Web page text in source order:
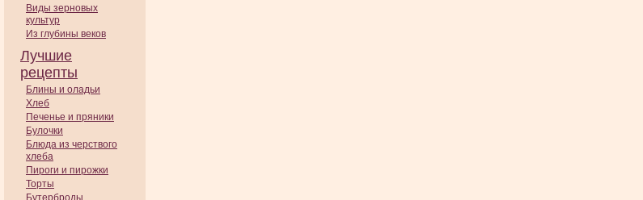
Виды зерновых
культур
Из глубины веков
Лучшие
рецепты
Блины и оладьи
Хлеб
Печенье и пряники
Булочки
Блюда из черствого
хлеба
Пироги и пирожки
Торты
Бутерброды